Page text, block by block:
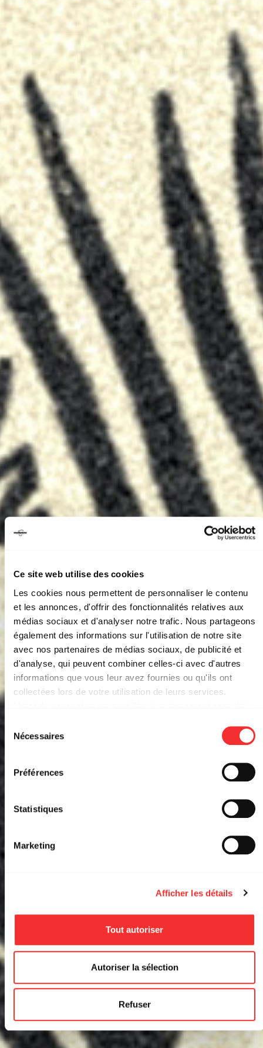
Ce site web utilise des cookies
Les cookies nous permettent de personnaliser le contenu
et les annonces, d'offrir des fonctionnalités relatives aux
médias sociaux et d'analyser notre trafic. Nous partageons
également des informations sur l'utilisation de notre site
avec nos partenaires de médias sociaux, de publicité et
d'analyse, qui peuvent combiner celles-ci avec d'autres
informations que vous leur avez fournies ou qu'ils ont
collectées lors de votre utilisation de leurs services.
Nécessaires
Préférences
Statistiques
Marketing
Afficher les détails
Tout autoriser
Autoriser la sélection
Refuser
MER. 08 AVR. 2026
RÉSERVER EVENT FACEBOOK